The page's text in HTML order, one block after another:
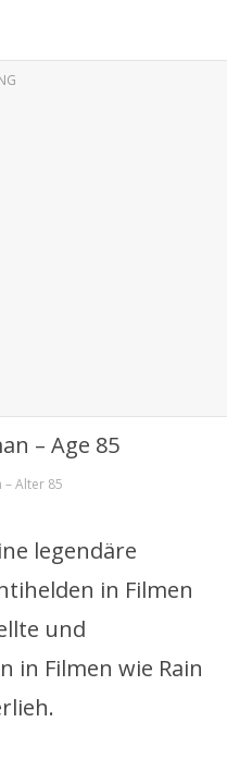
Alter 85
legendäre
in Filmen
und
in Filmen wie Rain